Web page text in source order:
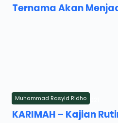
Ternama Akan
Muhammad Rasyid Ridho
Saturday, 25 September 2021
KARIMAH – Kajian